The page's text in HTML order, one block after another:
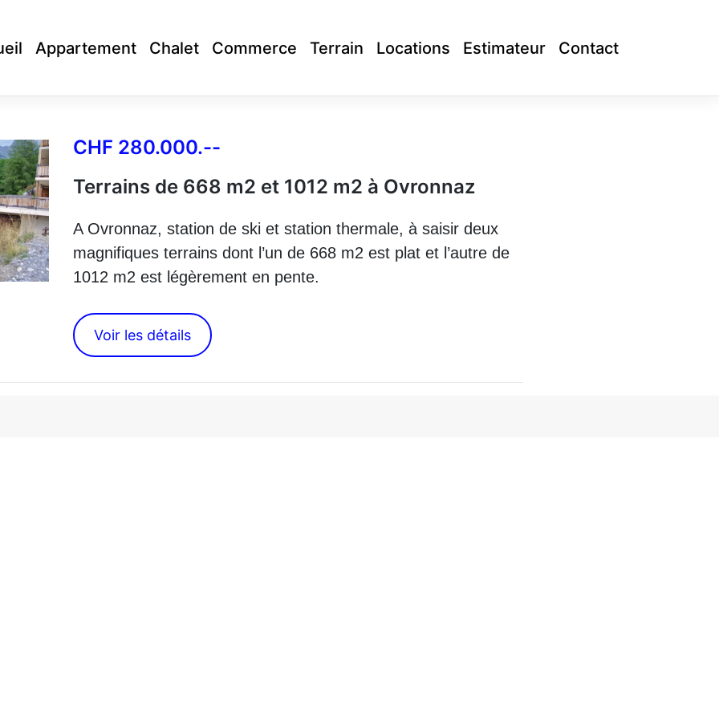
Appartement Chalet Commerce Terrain Locations Estimateur Contact
CHF 280.000.--
Terrains de 668 m2 et 1012 m2 à Ovronnaz
A Ovronnaz, station de ski et station thermale, à saisir deux
magnifiques terrains dont l’un de 668 m2 est plat et l’autre de
1012 m2 est légèrement en pente.
Voir les détails